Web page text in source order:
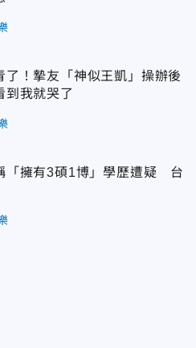
了！摯友「神似王凱」操辦後
到我就哭了
「擁有3碩1博」學歷遭疑 台